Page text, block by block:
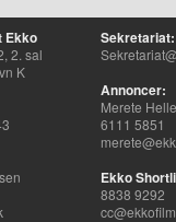
Ekko
2. sal
K
Sekretariat:
Annoncer:
Merete
6111 5851
Ekko
8838 9292